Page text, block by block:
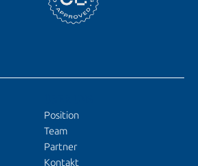
Position
Team
Partner
Kontakt